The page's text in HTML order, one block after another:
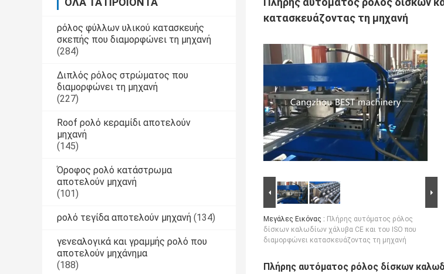
ρόλος φύλλων υλικού κατασκευής
σκεπής που διαμορφώνει τη μηχανή
(284)
Διπλός ρόλος στρώματος που
διαμορφώνει τη μηχανή
(227)
Roof ρολό κεραμίδι αποτελούν
μηχανή
(145)
Όροφος ρολό κατάστρωμα
αποτελούν μηχανή
(101)
ρολό τεγίδα αποτελούν μηχανή (134)
γενεαλογικά και γραμμής ρολό που
αποτελούν μηχάνημα
(188)
κατασκευάζοντας τη μηχανή
Μεγάλες Εικόνας : Πλήρης αυτόματος ρόλος
δίσκων καλωδίων χάλυβα CE και του ISO που
διαμορφώνει κατασκευάζοντας τη μηχανή
Πλήρης αυτόματος ρόλος δίσκων